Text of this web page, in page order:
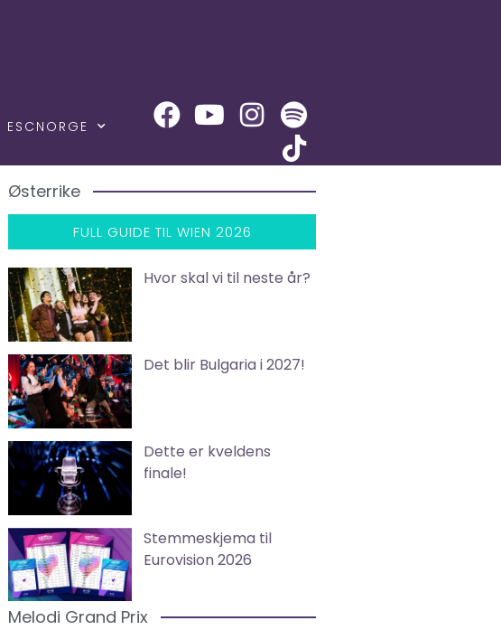
ESCNORGE
Østerrike
FULL GUIDE TIL WIEN 2026
Hvor skal vi til neste år?
Det blir Bulgaria i 2027!
Dette er kveldens
finale!
Stemmeskjema til
Eurovision 2026
Melodi Grand Prix